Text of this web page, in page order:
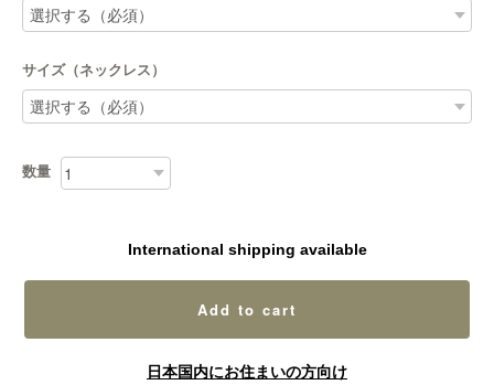
サイズ（ネックレス）
数量
International shipping available
Add to cart
日本国内にお住まいの方向け